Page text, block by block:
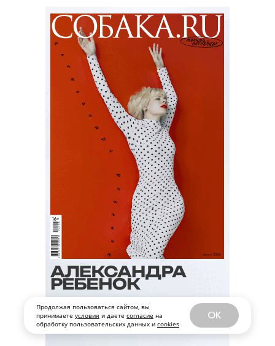
Продолжая пользоваться сайтом, вы
принимаете условия и даете согласие на
обработку пользовательских данных и cookies
OK
Игорь Андреев